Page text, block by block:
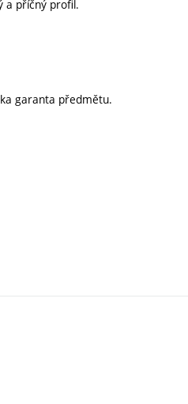
a příčný profil.
garanta předmětu.